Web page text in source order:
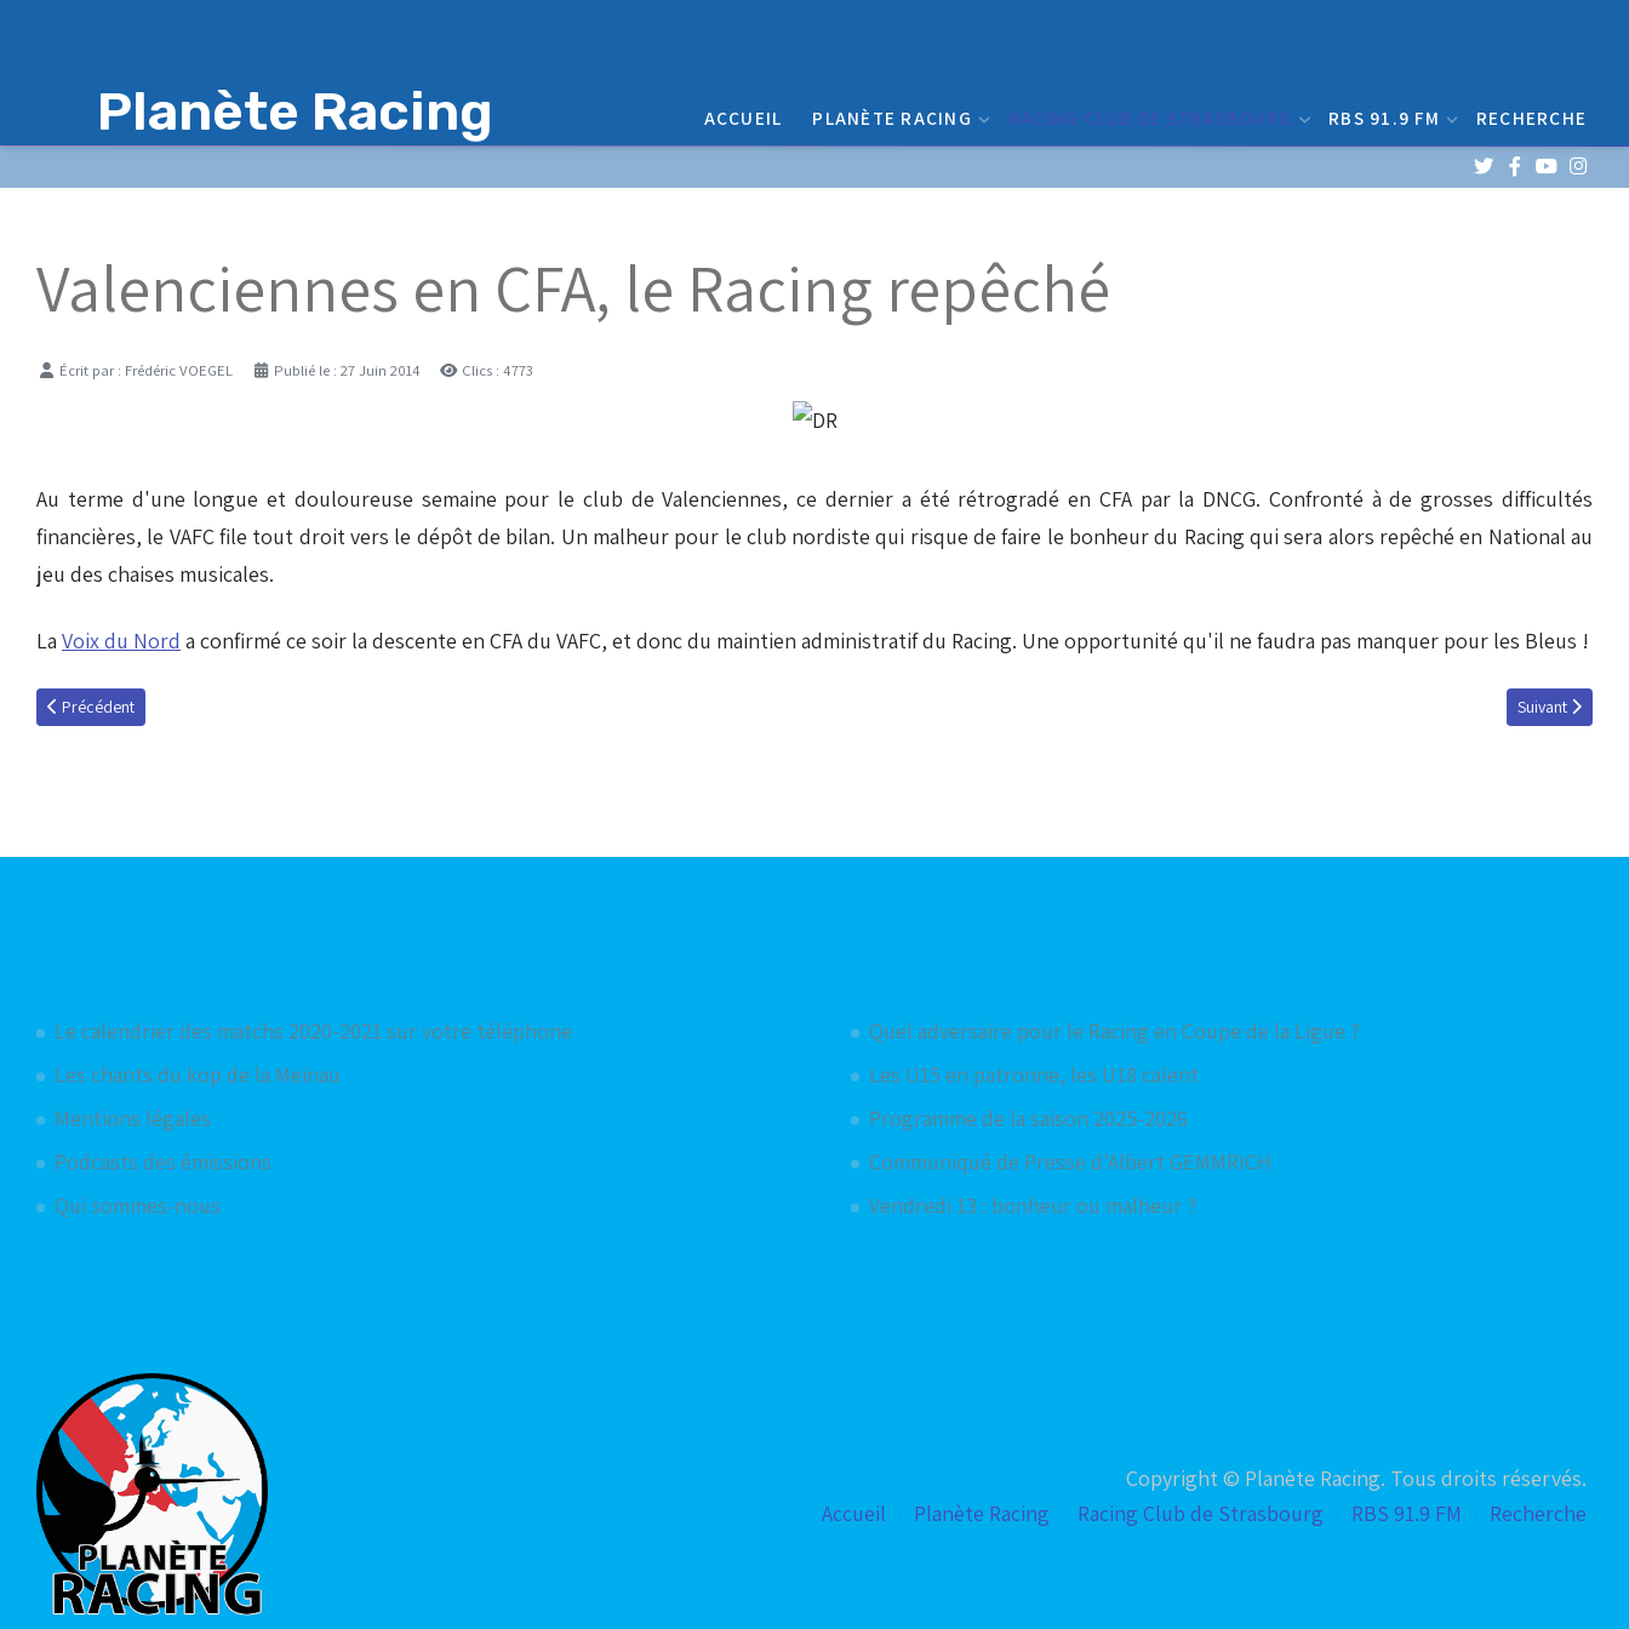
Planète Racing ACCUEIL PLANÈTE RACING RACING CLUB DE STRASBOURG RBS 91.9 FM RECHERCHE
Valenciennes en CFA, le Racing repêché
DétailsÉcrit par : Frédéric VOEGEL Publié le : 27 Juin 2014 Clics : 4773
Au terme d'une longue et douloureuse semaine pour le club de Valenciennes, ce dernier a été rétrogradé en CFA par la DNCG. Confronté à de grosses difficultés
financières, le VAFC file tout droit vers le dépôt de bilan. Un malheur pour le club nordiste qui risque de faire le bonheur du Racing qui sera alors repêché en National au
jeu des chaises musicales.
La Voix du Nord a confirmé ce soir la descente en CFA du VAFC, et donc du maintien administratif du Racing. Une opportunité qu'il ne faudra pas manquer pour les Bleus !
Article précédent : A la découverte de Marc Fachan
Précédent Article suivant :
Suivant
Le calendrier des matchs 2020-2021 sur votre téléphone
Les chants du kop de la Meinau
Mentions légales
Podcasts des émissions
Qui sommes-nous
Quel adversaire pour le Racing en Coupe de la Ligue ?
Les U15 en patronne, les U18 calent
Programme de la saison 2025-2026
Communiqué de Presse d’Albert GEMMRICH
Vendredi 13 : bonheur ou malheur ?
Copyright © Planète Racing. Tous droits réservés.
Accueil
Planète Racing Racing Club de Strasbourg RBS 91.9 FM Recherche